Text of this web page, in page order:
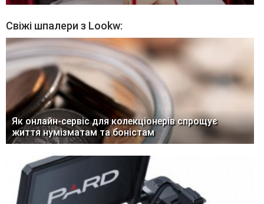
Свіжі шпалери з Lookw:
Як онлайн-сервіс для колекціонерів спрощує
життя нумізматам та боністам